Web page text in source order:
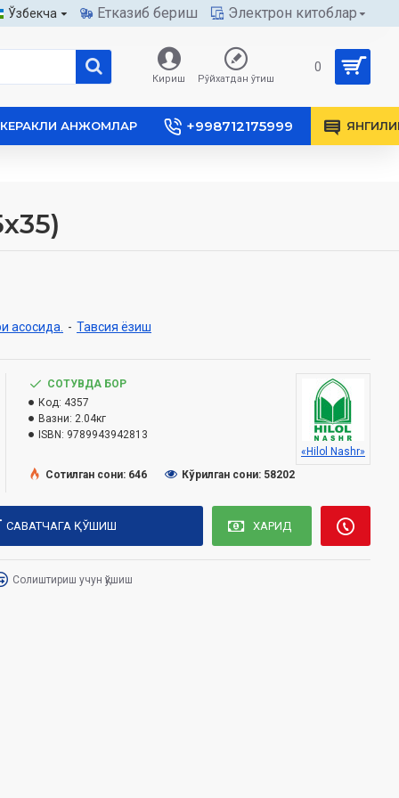
Ўзбекча Етказиб бериш Электрон китоблар
Кириш Рўйхатдан ўтиш
0
КЕРАКЛИ АНЖОМЛАР +998712175999
асосида. - Тавсия ёзиш
СОТУВДА БОР
Код: 4357
Вазни: 2.04кг
ISBN: 9789943942813
«Hilol Nashr»
Сотилган сони: 646
Кўрилган сони: 58202
САВАТЧАГА ҚЎШИШ ХАРИД
Солиштириш учун қўшиш